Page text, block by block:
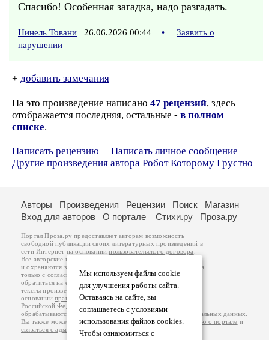
Спасибо! Особенная загадка, надо разгадать.
Нинель Товани 26.06.2026 00:44 •
Заявить о
нарушении
+ добавить замечания
На это произведение написано 47 рецензий, здесь
отображается последняя, остальные - в полном
списке.
Написать рецензию
Написать личное сообщение
Другие произведения автора Робот Которому Грустно
Мы используем файлы cookie
для улучшения работы сайта.
Оставаясь на сайте, вы
соглашаетесь с условиями
использования файлов cookies.
Чтобы ознакомиться с
Авторы Произведения Рецензии Поиск
Магазин
Вход для авторов
О портале Стихи.ру Проза.ру
Портал Проза.ру предоставляет авторам возможность
свободной публикации своих литературных произведений в
сети Интернет на основаниипользовательского договора
Все авторские права на произведения принадлежат авторам
и охраняются законом
. Перепечатка произведений возможна
только с согласия его автора, к которому вы можете
обратиться на его авторской странице. Ответственность за
тексты произведений авторы несут самостоятельно на
основанииправил публикацииизаконодательства
Российской Федерации
обрабатываются на основанииПолитики обработки персональных данных
Вы также можете посмотреть более подробнуюинформацию о портале и
связаться с администрацией